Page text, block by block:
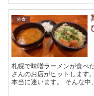
外食
札幌で味噌ラーメンが食べ
さんのお店がヒットします
本当に迷います。 そんな中
看板で有名な田所商店で